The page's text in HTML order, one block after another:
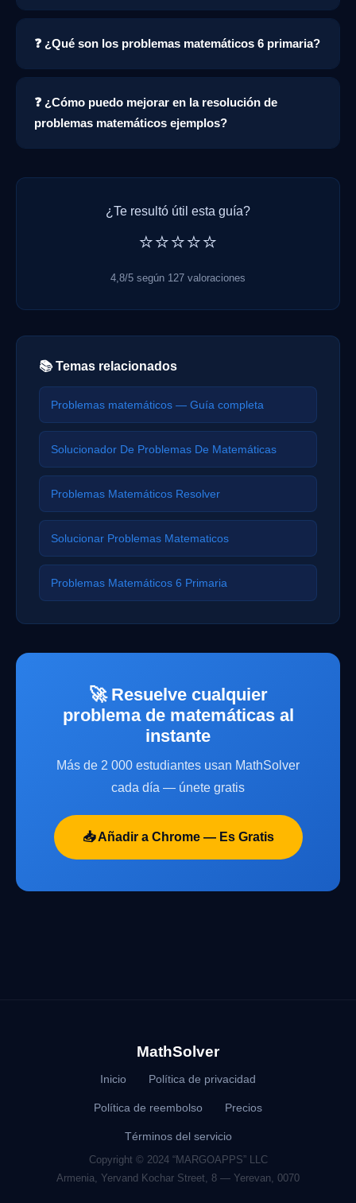
❓ ¿Qué son los problemas matemáticos 6 primaria?
❓ ¿Cómo puedo mejorar en la resolución de
problemas matemáticos ejemplos?
¿Te resultó útil esta guía?
⭐⭐⭐⭐⭐
4,8/5 según 127 valoraciones
📚 Temas relacionados
Problemas matemáticos — Guía completa
Solucionador De Problemas De Matemáticas
Problemas Matemáticos Resolver
Solucionar Problemas Matematicos
Problemas Matemáticos 6 Primaria
🚀 Resuelve cualquier
problema de matemáticas al
instante
Más de 2 000 estudiantes usan MathSolver
cada día — únete gratis
📥 Añadir a Chrome — Es Gratis
MathSolver
Inicio Política de privacidad
Política de reembolso Precios
Términos del servicio
Copyright © 2024 “MARGOAPPS” LLC
Armenia, Yervand Kochar Street, 8 — Yerevan, 0070